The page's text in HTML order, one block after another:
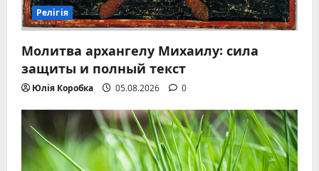
Релігія
Молитва архангелу Михаилу: сила
защиты и полный текст
Юлія Коробка 05.08.2026 0